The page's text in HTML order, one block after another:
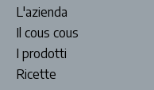
L'azienda
Il cous cous
I prodotti
Ricette